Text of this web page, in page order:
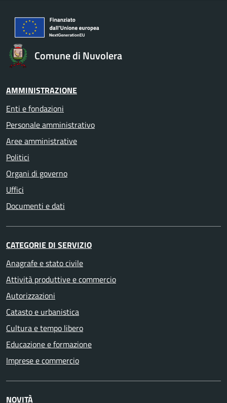
Comune di Nuvolera
AMMINISTRAZIONE
Enti e fondazioni
Personale amministrativo
Aree amministrative
Politici
Organi di governo
Uffici
Documenti e dati
CATEGORIE DI SERVIZIO
Anagrafe e stato civile
Attività produttive e commercio
Autorizzazioni
Catasto e urbanistica
Cultura e tempo libero
Educazione e formazione
Imprese e commercio
NOVITÀ